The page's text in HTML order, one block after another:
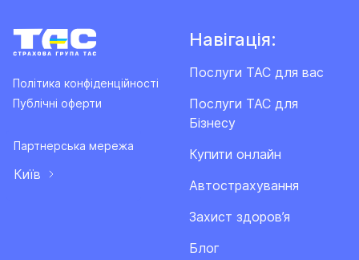
Політика конфіденційності
Публічні оферти
Партнерська мережа
Київ
Навігація:
Послуги ТАС для вас
Послуги ТАС для
Бізнесу
Купити онлайн
Автострахування
Захист здоров’я
Блог